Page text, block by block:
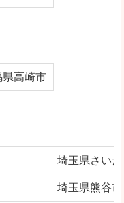
県高崎市
埼玉県さい
埼玉県熊谷市